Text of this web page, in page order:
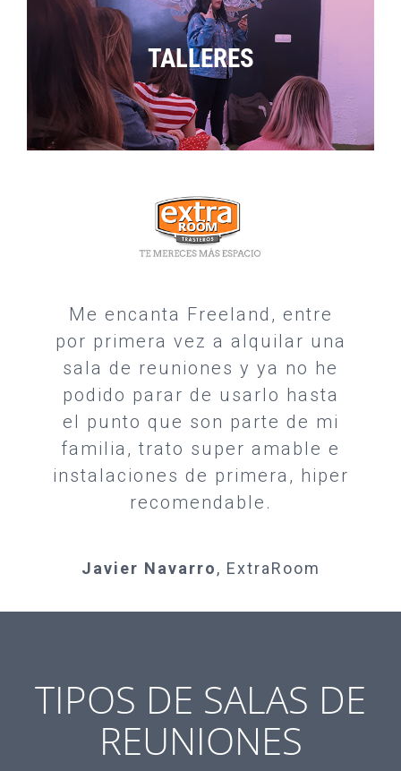
TALLERES
Me encanta Freeland, entre
por primera vez a alquilar una
sala de reuniones y ya no he
podido parar de usarlo hasta
el punto que son parte de mi
familia, trato super amable e
instalaciones de primera, hiper
recomendable.
Javier Navarro, ExtraRoom
TIPOS DE SALAS DE
REUNIONES